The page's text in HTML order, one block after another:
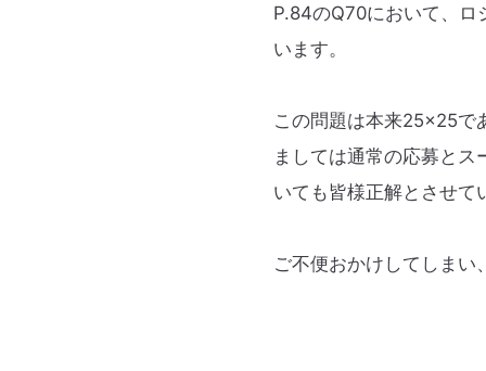
P.84のQ70において、ロ
います。
この問題は本来25×25で
ましては通常の応募と
いても皆様正解とさせて
ご不便おかけしてしまい